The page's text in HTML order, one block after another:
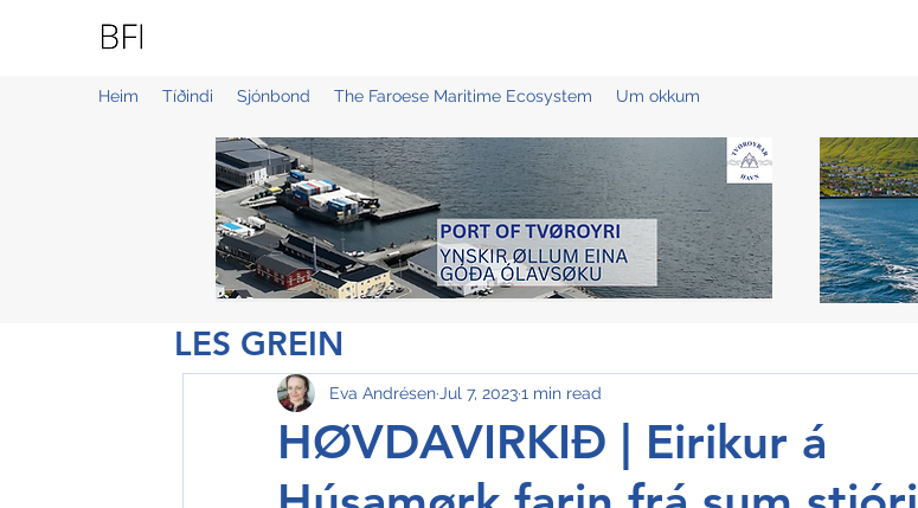
Heim Tíðindi Sjónbond The Faroese Maritime Ecosystem Um okkum
HØVDAVIRKIÐ | Eirikur á
Eva Andrésen Jul 7, 20231 min read
LES GREIN